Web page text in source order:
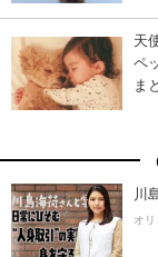
天
ペ
ま
川
オ